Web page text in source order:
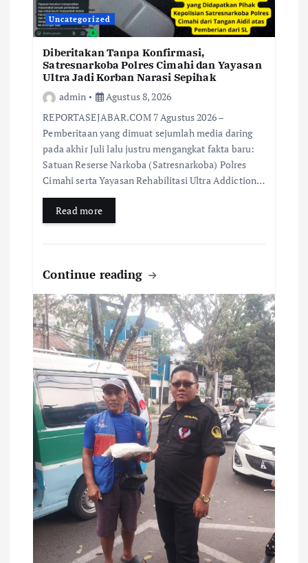
Uncategorized
Diberitakan Tanpa Konfirmasi,
Satresnarkoba Polres Cimahi dan Yayasan
Ultra Jadi Korban Narasi Sepihak
admin
Agustus 8, 2026
REPORTASEJABAR.COM 7 Agustus 2026 –
Pemberitaan yang dimuat sejumlah media daring
pada akhir Juli lalu justru mengangkat fakta baru:
Satuan Reserse Narkoba (Satresnarkoba) Polres
Cimahi serta Yayasan Rehabilitasi Ultra Addiction…
Read more
Continue reading